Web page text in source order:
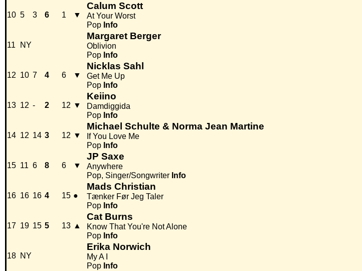
10 5 3 6 1 ▼
Calum Scott
At Your Worst
Pop Info
11 NY
Margaret Berger
Oblivion
Pop Info
12 10 7 4 6 ▼
Nicklas Sahl
Get Me Up
Pop Info
13 12 - 2 12 ▼
Keiino
Damdiggida
Pop Info
14 12 14 3 12 ▼
Michael Schulte & Norma Jean Martine
If You Love Me
Pop Info
15 11 6 8 6 ▼
JP Saxe
Anywhere
Pop, Singer/Songwriter Info
16 16 16 4 15 ●
Mads Christian
Tænker Før Jeg Taler
Pop Info
17 19 15 5 13 ▲
Cat Burns
Know That You're Not Alone
Pop Info
18 NY
Erika Norwich
My A I
Pop Info